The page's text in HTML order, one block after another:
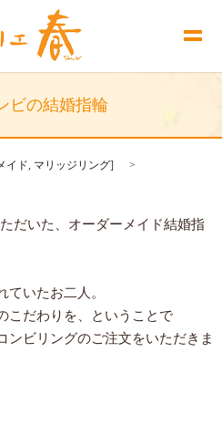
ビの結婚指輪
イド マリッジリング]
だいた、オーダーメイド結婚指
ていたお二人。
こだわりを、ということで
ンビリングのご注文をいただきま